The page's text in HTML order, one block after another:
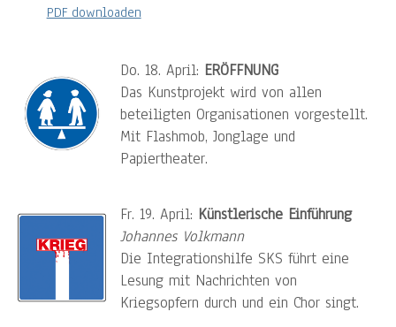
PDF downloaden
Do. 18. April: ERÖFFNUNG
Das Kunstprojekt wird von allen
beteiligten Organisationen vorgestellt.
Mit Flashmob, Jonglage und
Papiertheater.
Fr. 19. April: Künstlerische Einführung
Johannes Volkmann
Die Integrationshilfe SKS führt eine
Lesung mit Nachrichten von
Kriegsopfern durch und ein Chor singt.